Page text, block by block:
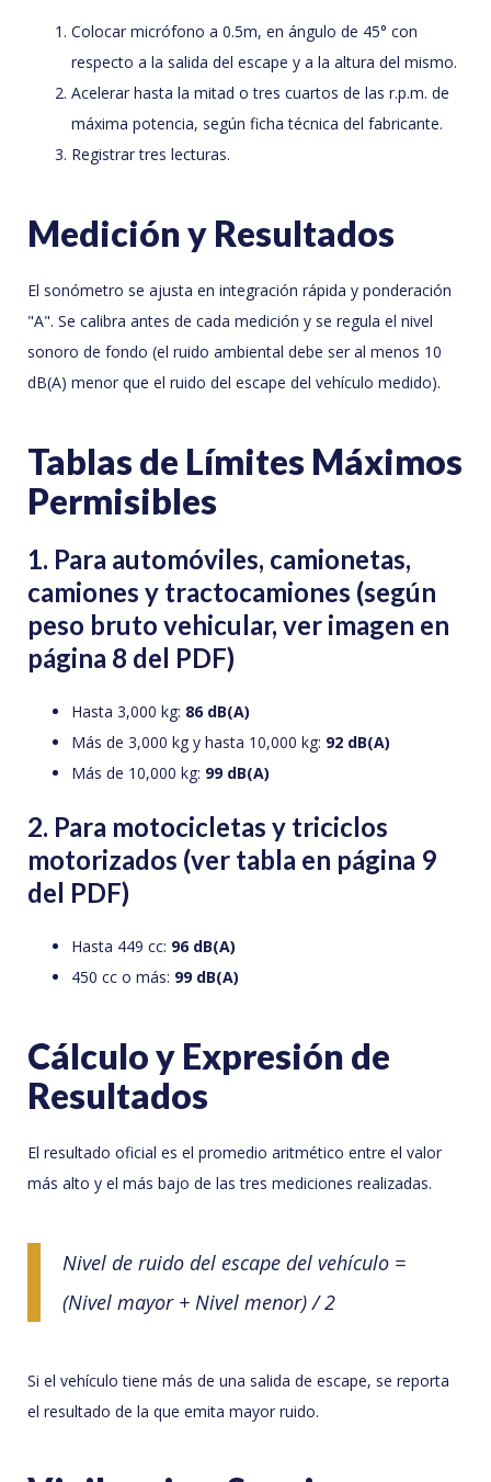
Colocar micrófono a 0.5m, en ángulo de 45° con
respecto a la salida del escape y a la altura del mismo.
Acelerar hasta la mitad o tres cuartos de las r.p.m. de
máxima potencia, según ficha técnica del fabricante.
Registrar tres lecturas.
Medición y Resultados
El sonómetro se ajusta en integración rápida y ponderación
"A". Se calibra antes de cada medición y se regula el nivel
sonoro de fondo (el ruido ambiental debe ser al menos 10
dB(A) menor que el ruido del escape del vehículo medido).
Tablas de Límites Máximos
Permisibles
1. Para automóviles, camionetas,
camiones y tractocamiones (según
peso bruto vehicular, ver imagen en
página 8 del PDF)
Hasta 3,000 kg: 86 dB(A)
Más de 3,000 kg y hasta 10,000 kg: 92 dB(A)
Más de 10,000 kg: 99 dB(A)
2. Para motocicletas y triciclos
motorizados (ver tabla en página 9
del PDF)
Hasta 449 cc: 96 dB(A)
450 cc o más: 99 dB(A)
Cálculo y Expresión de
Resultados
El resultado oficial es el promedio aritmético entre el valor
más alto y el más bajo de las tres mediciones realizadas.
Nivel de ruido del escape del vehículo =
(Nivel mayor + Nivel menor) / 2
Si el vehículo tiene más de una salida de escape, se reporta
el resultado de la que emita mayor ruido.